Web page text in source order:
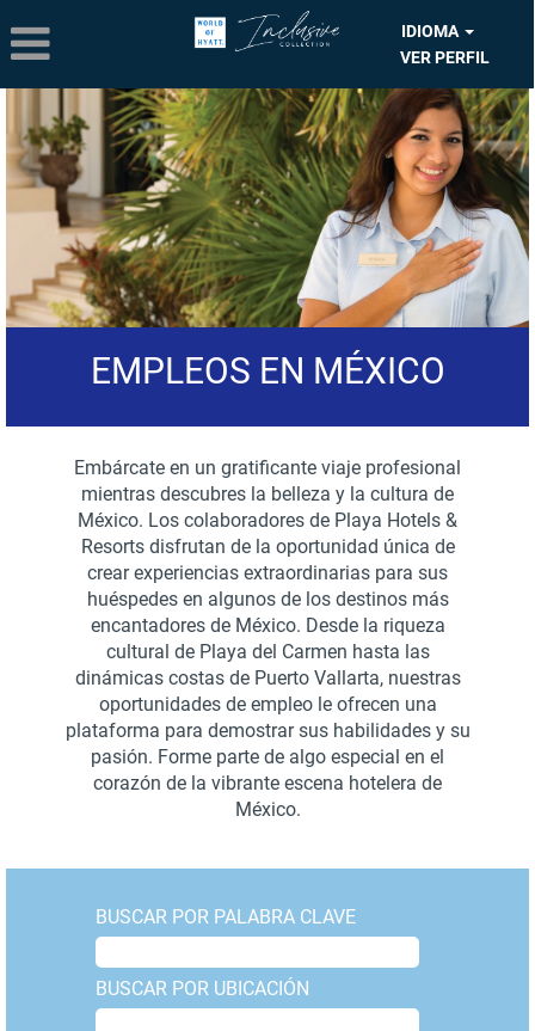
IDIOMA
VER PERFIL
en
México
EMPLEOS EN MÉXICO
Embárcate en un gratificante viaje profesional
mientras descubres la belleza y la cultura de
México. Los colaboradores de Playa Hotels &
Resorts disfrutan de la oportunidad única de
crear experiencias extraordinarias para sus
huéspedes en algunos de los destinos más
encantadores de México. Desde la riqueza
cultural de Playa del Carmen hasta las
dinámicas costas de Puerto Vallarta, nuestras
oportunidades de empleo le ofrecen una
plataforma para demostrar sus habilidades y su
pasión. Forme parte de algo especial en el
corazón de la vibrante escena hotelera de
México.
BUSCAR POR PALABRA CLAVE
BUSCAR POR UBICACIÓN